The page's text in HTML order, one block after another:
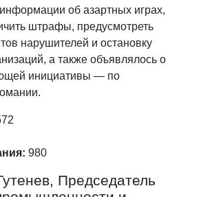
об азартных играх,
штрафы, предусмотреть
нарушителей и остановку
а также объявлялось о
инициативы — по
980
Председатель